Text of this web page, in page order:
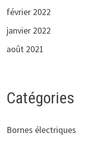
février 2022
janvier 2022
août 2021
Catégories
Bornes électriques